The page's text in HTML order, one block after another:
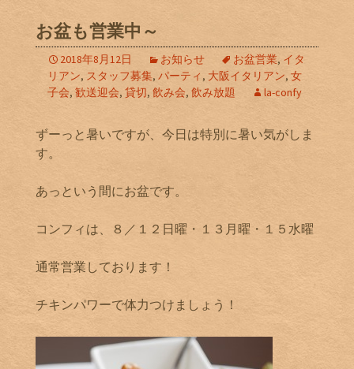
お盆も営業中～
2018年8月12日 お知らせ お盆営業, イタ
リアン, スタッフ募集, パーティ , 大阪イタリアン, 女
子会, 歓送迎会, 貸切, 飲み会, 飲み放題 la-confy
ずーっと暑いですが、今日は特別に暑い気がしま
す。
あっという間にお盆です。
コンフィは、８／１２日曜・１３月曜・１５水曜
通常営業しております！
チキンパワーで体力つけましょう！